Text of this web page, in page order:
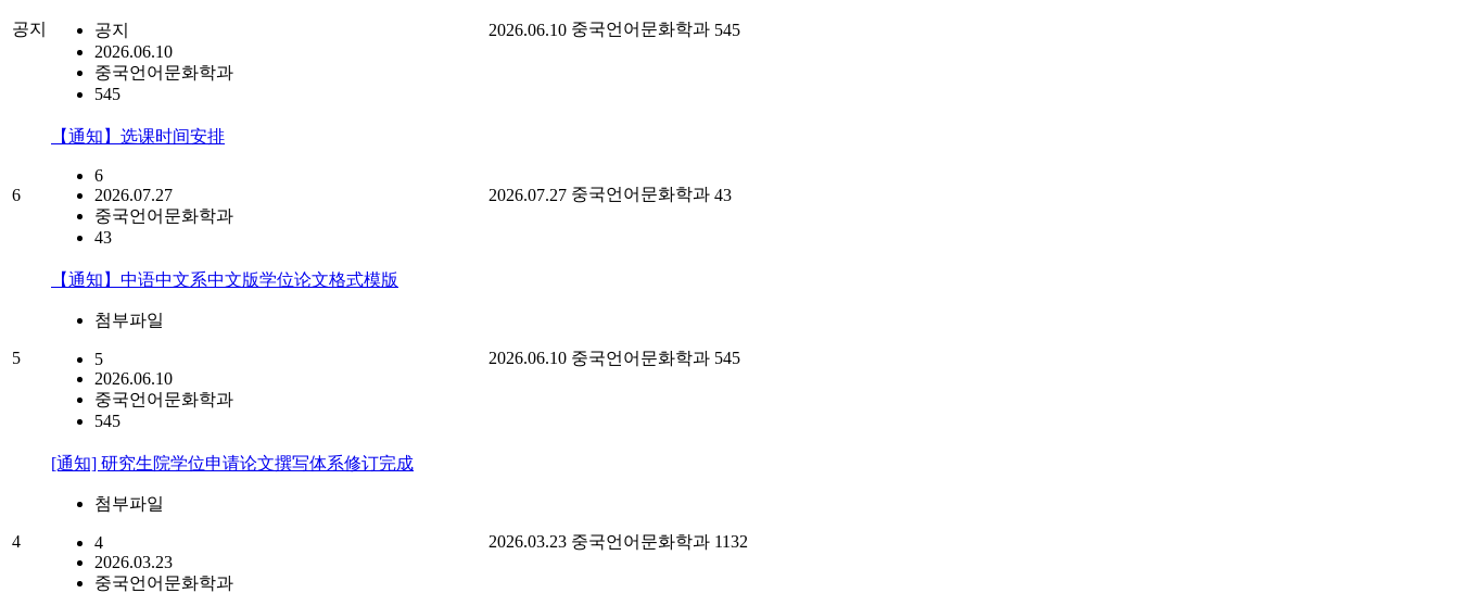
공지
공지
2026.06.10
중국언어문화학과
545
2026.06.10 중국언어문화학과 545
6
【通知】选课时间安排
6
2026.07.27
중국언어문화학과
43
2026.07.27 중국언어문화학과 43
5
【通知】中语中文系中文版学位论文格式模版
첨부파일
5
2026.06.10
중국언어문화학과
545
2026.06.10 중국언어문화학과 545
4
[通知] 研究生院学位申请论文撰写体系修订完成
첨부파일
4
2026.03.23
중국언어문화학과
2026.03.23 중국언어문화학과 1132